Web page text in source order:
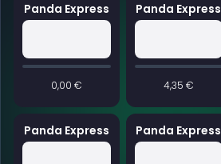
Panda Express
0,00 €
Panda Express
4,35 €
Panda Express Panda Express